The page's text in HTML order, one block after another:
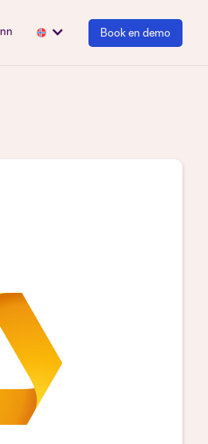
Book en demo